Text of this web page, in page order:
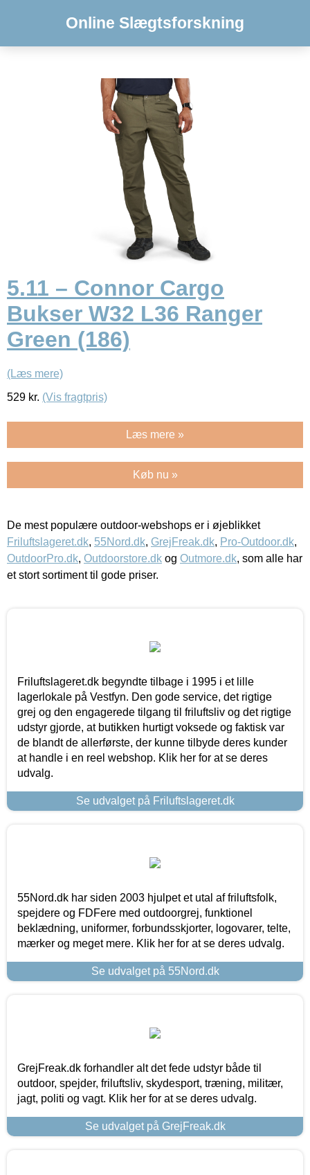
Online Slægtsforskning
5.11 – Connor Cargo
Bukser W32 L36 Ranger
Green (186)
(Læs mere)
529 kr. (Vis fragtpris)
Læs mere »
Køb nu »
De mest populære outdoor-webshops er i øjeblikket
Friluftslageret.dk, 55Nord.dk, GrejFreak.dk, Pro-Outdoor.dk,
OutdoorPro.dk, Outdoorstore.dk og Outmore.dk, som alle har
et stort sortiment til gode priser.
Friluftslageret.dk begyndte tilbage i 1995 i et lille
lagerlokale på Vestfyn. Den gode service, det rigtige
grej og den engagerede tilgang til friluftsliv og det rigtige
udstyr gjorde, at butikken hurtigt voksede og faktisk var
de blandt de allerførste, der kunne tilbyde deres kunder
at handle i en reel webshop. Klik her for at se deres
udvalg.
Se udvalget på Friluftslageret.dk
55Nord.dk har siden 2003 hjulpet et utal af friluftsfolk,
spejdere og FDFere med outdoorgrej, funktionel
beklædning, uniformer, forbundsskjorter, logovarer, telte,
mærker og meget mere. Klik her for at se deres udvalg.
Se udvalget på 55Nord.dk
GrejFreak.dk forhandler alt det fede udstyr både til
outdoor, spejder, friluftsliv, skydesport, træning, militær,
jagt, politi og vagt. Klik her for at se deres udvalg.
Se udvalget på GrejFreak.dk